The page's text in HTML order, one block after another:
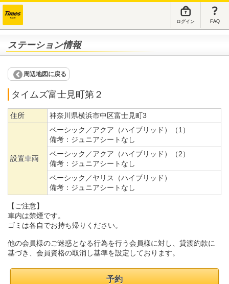
ログイン FAQ
ステーション情報
周辺地図に戻る
タイムズ富士見町第２
住所 神奈川県横浜市中区富士見町3
設置車両
ベーシック／アクア（ハイブリッド）（1）
備考： ジュニアシートなし
ベーシック／アクア（ハイブリッド）（2）
備考： ジュニアシートなし
ベーシック／ヤリス（ハイブリッド）
備考： ジュニアシートなし
【ご注意】
車内は禁煙です。
ゴミは各自でお持ち帰りください。
他の会員様のご迷惑となる行為を行う会員様に対し、貸渡約款に
基づき、会員資格の取消し基準を設定しております。
予約